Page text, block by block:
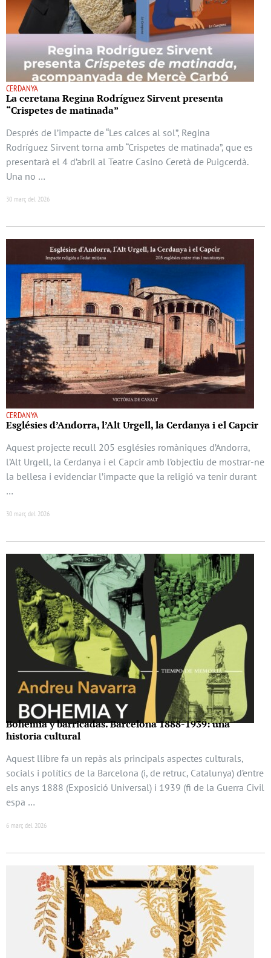
CERDANYA
La ceretana Regina Rodríguez Sirvent presenta
“Crispetes de matinada”
Després de l’impacte de “Les calces al sol”, Regina
Rodríguez Sirvent torna amb “Crispetes de matinada”, que es
presentarà el 4 d’abril al Teatre Casino Ceretà de Puigcerdà.
Una no …
30 març del 2026
CERDANYA
Esglésies d’Andorra, l’Alt Urgell, la Cerdanya i el Capcir
Aquest projecte recull 205 esglésies romàniques d’Andorra,
l’Alt Urgell, la Cerdanya i el Capcir amb l’objectiu de mostrar-ne
la bellesa i evidenciar l’impacte que la religió va tenir durant
…
30 març del 2026
Bohemia y barricadas. Barcelona 1888-1939: una
historia cultural
Aquest llibre fa un repàs als principals aspectes culturals,
socials i polítics de la Barcelona (i, de retruc, Catalunya) d’entre
els anys 1888 (Exposició Universal) i 1939 (fi de la Guerra Civil
espa …
6 març del 2026